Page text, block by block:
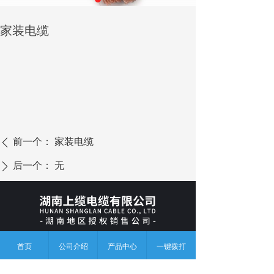
ꄴ 前一个： 家装电缆
ꄲ 后一个： 无
家装电缆
首页 公司介绍 产品中心 一键拨打